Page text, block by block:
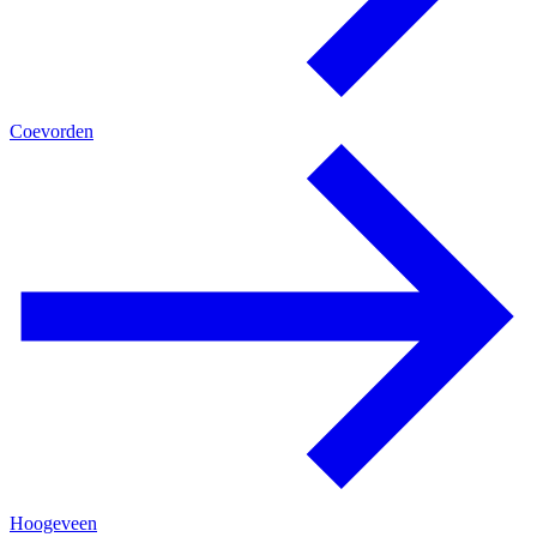
Coevorden
Hoogeveen